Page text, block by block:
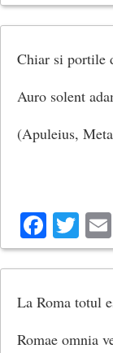
Chiar si portile
Auro solent
(Apuleius,
La Roma totul
Romae omnia